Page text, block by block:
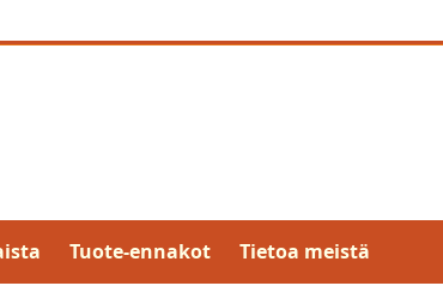
Tuote-ennakot Tietoa meistä